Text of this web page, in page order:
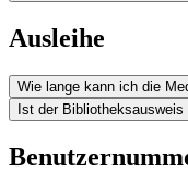
Ausleihe
Wie lange kann ich die
Ist der